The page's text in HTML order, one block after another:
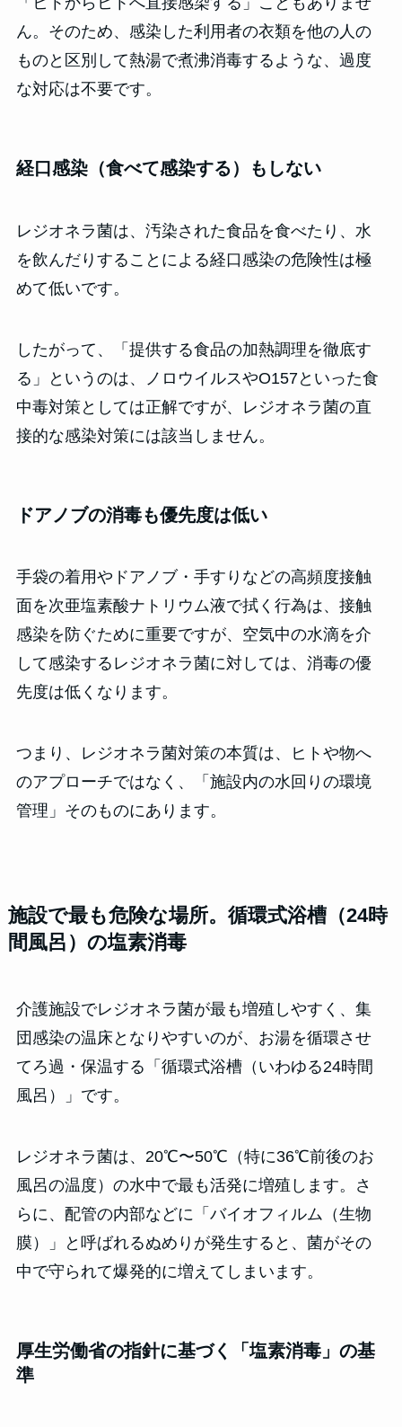
ん。そのため、感染した利用者の衣類を他の人の
ものと区別して熱湯で煮沸消毒するような、過度
な対応は不要です。
経口感染（食べて感染する）もしない
レジオネラ菌は、汚染された食品を食べたり、水
を飲んだりすることによる経口感染の危険性は極
めて低いです。
したがって、「提供する食品の加熱調理を徹底す
る」というのは、ノロウイルスやO157といった食
中毒対策としては正解ですが、レジオネラ菌の直
接的な感染対策には該当しません。
ドアノブの消毒も優先度は低い
手袋の着用やドアノブ・手すりなどの高頻度接触
面を次亜塩素酸ナトリウム液で拭く行為は、接触
感染を防ぐために重要ですが、空気中の水滴を介
して感染するレジオネラ菌に対しては、消毒の優
先度は低くなります。
つまり、レジオネラ菌対策の本質は、ヒトや物へ
のアプローチではなく、「施設内の水回りの環境
管理」そのものにあります。
施設で最も危険な場所。循環式浴槽（24時
間風呂）の塩素消毒
介護施設でレジオネラ菌が最も増殖しやすく、集
団感染の温床となりやすいのが、お湯を循環させ
てろ過・保温する「循環式浴槽（いわゆる24時間
風呂）」です。
レジオネラ菌は、20℃〜50℃（特に36℃前後のお
風呂の温度）の水中で最も活発に増殖します。さ
らに、配管の内部などに「バイオフィルム（生物
膜）」と呼ばれるぬめりが発生すると、菌がその
中で守られて爆発的に増えてしまいます。
厚生労働省の指針に基づく「塩素消毒」の基
準